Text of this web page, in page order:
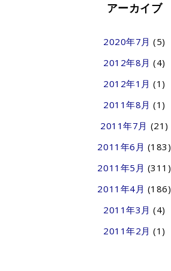
アーカイブ
2020年7月 (5)
2012年8月 (4)
2012年1月 (1)
2011年8月 (1)
2011年7月 (21)
2011年6月 (183)
2011年5月 (311)
2011年4月 (186)
2011年3月 (4)
2011年2月 (1)